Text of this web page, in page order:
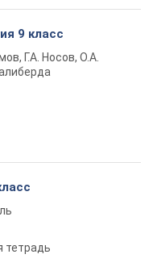
9 класс
Г.А. Носов, О.А.
тетрадь